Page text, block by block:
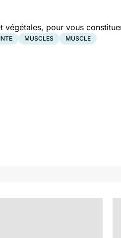
végétales, pour vous
MUSCLES MUSCLE